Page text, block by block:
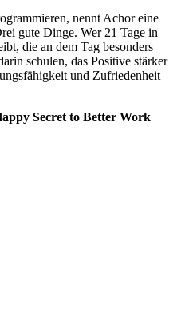
nennt Achor eine
gute Dinge. Wer 21 Tage in
die an dem Tag besonders
schulen, das Positive stärker
und Zufriedenheit
Secret to Better Work